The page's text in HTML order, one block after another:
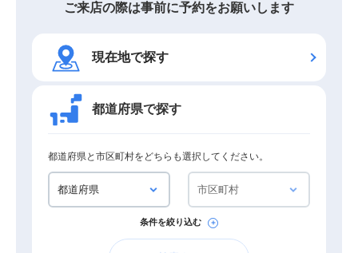
ご来店の際は事前に予約をお願いします
現在地で探す
都道府県で探す
都道府県と市区町村をどちらも選択してください。
条件を絞り込む